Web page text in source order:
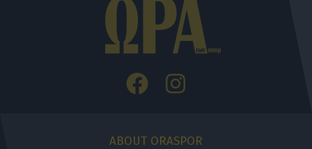
ABOUT ORASPOR